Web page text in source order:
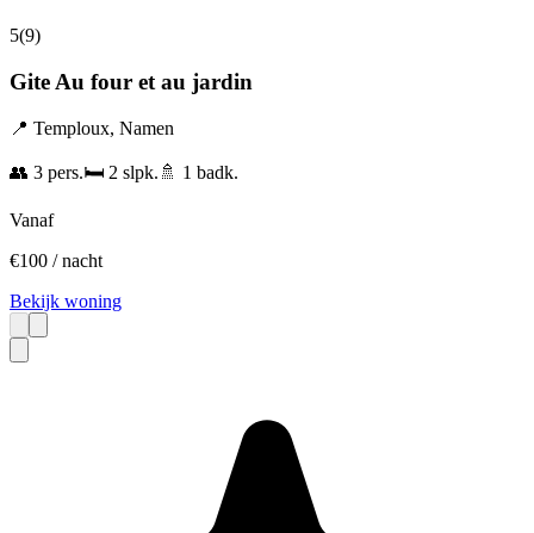
5(9)
Gite Au four et au jardin
📍 Temploux, Namen
👥 3 pers.🛏️ 2 slpk. 🚿 1 badk.
Vanaf
€100 / nacht
Bekijk woning